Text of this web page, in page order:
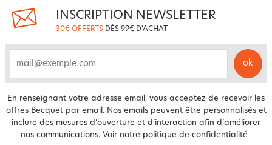
INSCRIPTION NEWSLETTER
30€ OFFERTS DÈS 99€ D'ACHAT
ok
En renseignant votre adresse email, vous acceptez de recevoir les
offres Becquet par email. Nos emails peuvent être personnalisés et
inclure des mesures d’ouverture et d’interaction afin d’améliorer
nos communications. Voir notre politique de confidentialité .